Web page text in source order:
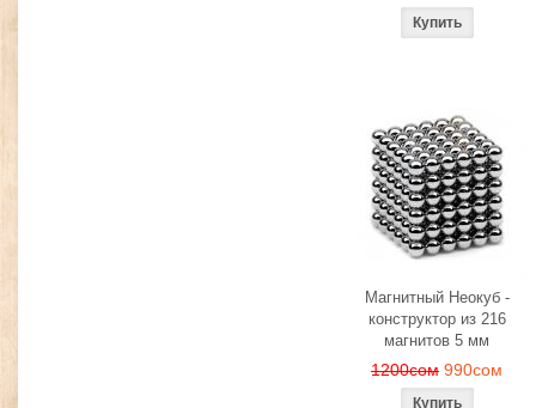
Магнитный Неокуб -
конструктор из 216
магнитов 5 мм
1200сом 990сом